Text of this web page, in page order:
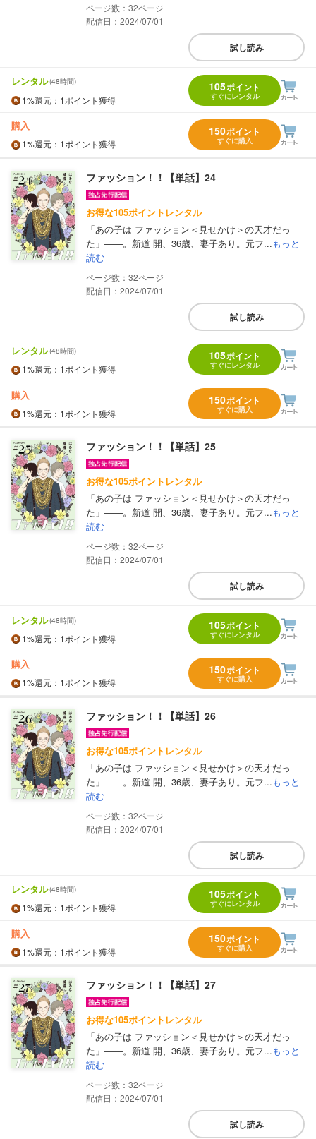
32
配信日：2024/07/01
試し読み
レンタル(48時間)
1%還元 ：1ポイント獲得
105ポイント
すぐにレンタル
購入
1%還元 ：1ポイント獲得
150ポイント
すぐに購入
ファッション！！【単話】24
お得な105ポイントレンタル
「あの子は ファッション＜見せかけ＞の天才だっ
た」――。新道 開、36歳、妻子あり。元フ...もっと
読む
32
配信日：2024/07/01
試し読み
レンタル(48時間)
1%還元 ：1ポイント獲得
105ポイント
すぐにレンタル
購入
1%還元 ：1ポイント獲得
150ポイント
すぐに購入
ファッション！！【単話】25
お得な105ポイントレンタル
「あの子は ファッション＜見せかけ＞の天才だっ
た」――。新道 開、36歳、妻子あり。元フ...もっと
読む
32
配信日：2024/07/01
試し読み
レンタル(48時間)
1%還元 ：1ポイント獲得
105ポイント
すぐにレンタル
購入
1%還元 ：1ポイント獲得
150ポイント
すぐに購入
ファッション！！【単話】26
お得な105ポイントレンタル
「あの子は ファッション＜見せかけ＞の天才だっ
た」――。新道 開、36歳、妻子あり。元フ...もっと
読む
32
配信日：2024/07/01
試し読み
レンタル(48時間)
1%還元 ：1ポイント獲得
105ポイント
すぐにレンタル
購入
1%還元 ：1ポイント獲得
150ポイント
すぐに購入
ファッション！！【単話】27
お得な105ポイントレンタル
「あの子は ファッション＜見せかけ＞の天才だっ
た」――。新道 開、36歳、妻子あり。元フ...もっと
読む
32
配信日：2024/07/01
試し読み